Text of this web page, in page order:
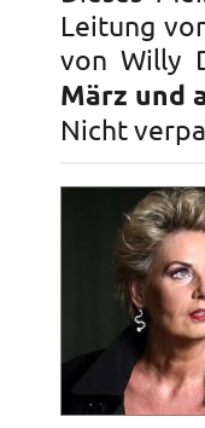
Leitung
von Willy
März und
Nicht